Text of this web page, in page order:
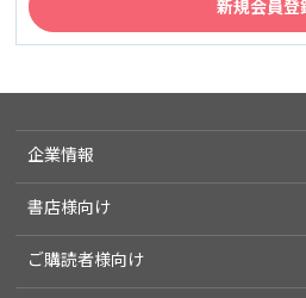
企業情報
書店様向け
ご購読者様向け